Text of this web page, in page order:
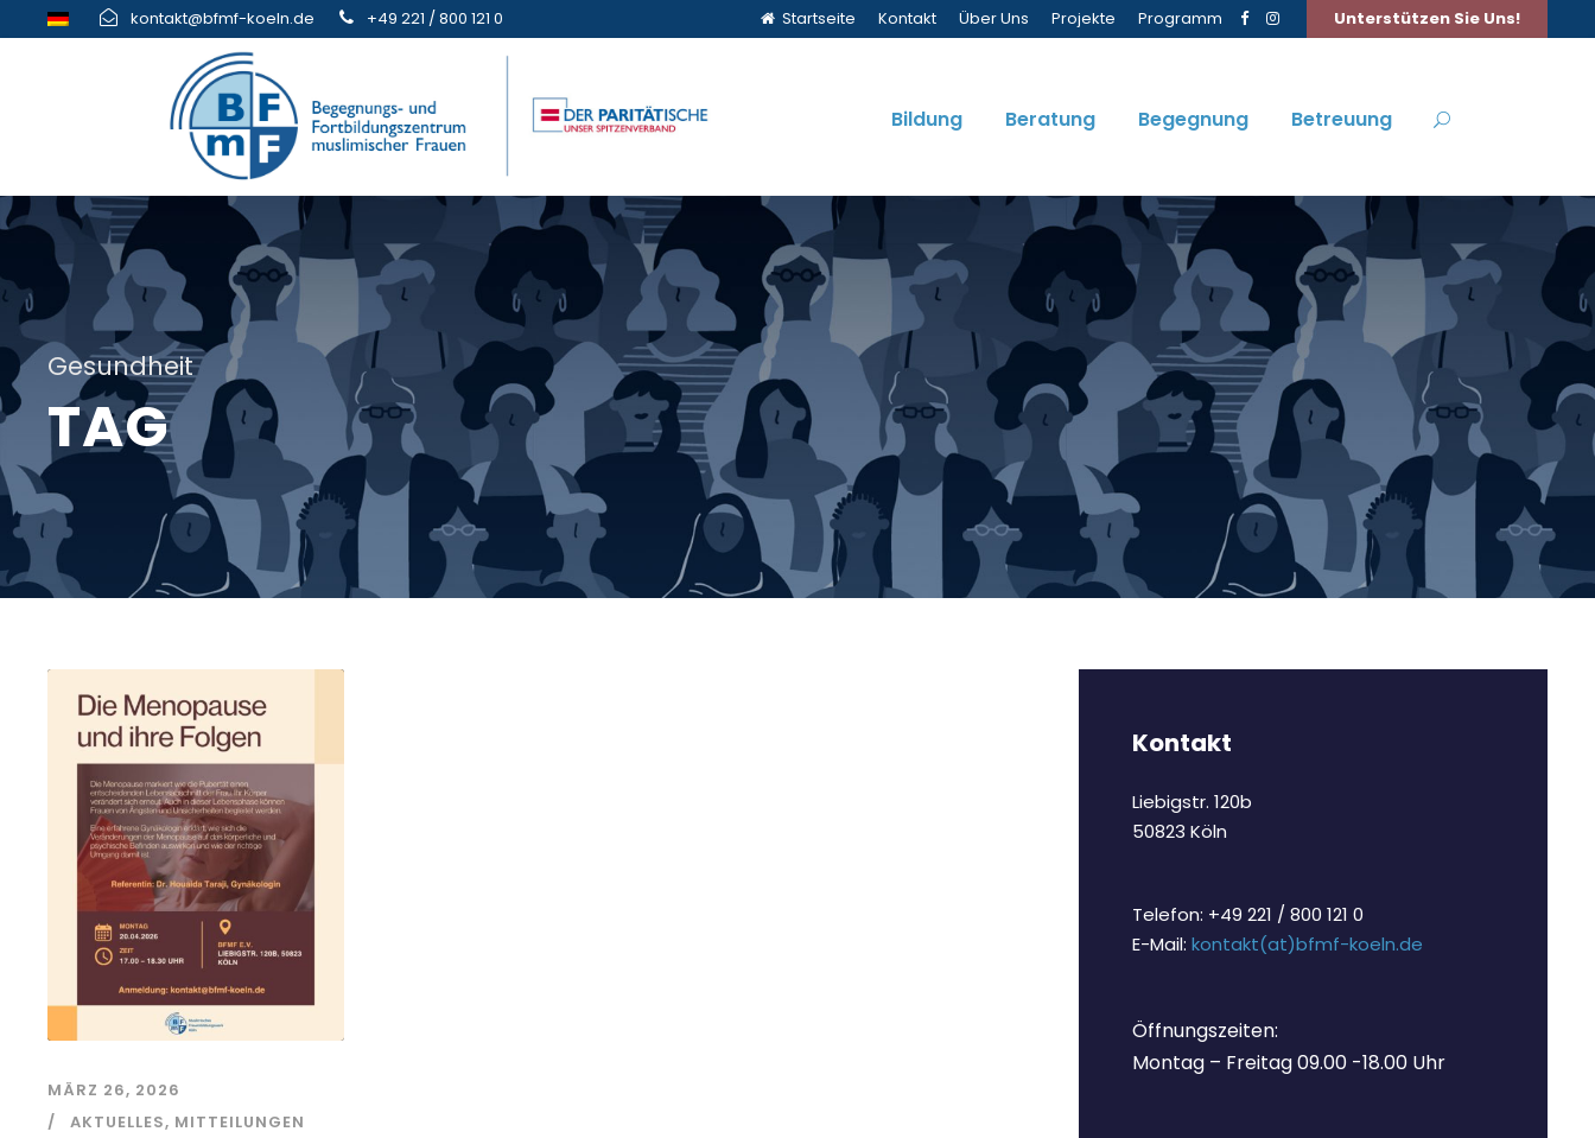
kontakt@bfmf-koeln.de +49 221 / 800 121 0 Startseite Kontakt Über Uns Projekte Programm Unterstützen Sie Uns!
Bildung Beratung Begegnung Betreuung
Gesundheit
TAG
MÄRZ 26, 2026
AKTUELLES, MITTEILUNGEN
Kontakt
Liebigstr. 120b
50823 Köln
Telefon: +49 221 / 800 121 0
E-Mail:kontakt(at)bfmf-koeln.de
Öffnungszeiten:
Montag – Freitag 09.00 -18.00 Uhr